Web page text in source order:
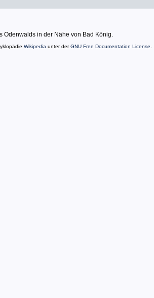
Odenwalds in der Nähe von Bad König.
Wikipedia unter derGNU Free Documentation License